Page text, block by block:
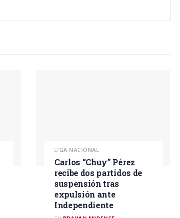
LIGA NACIONAL
Carlos “Chuy” Pérez
recibe dos partidos de
suspensión tras
expulsión ante
Independiente